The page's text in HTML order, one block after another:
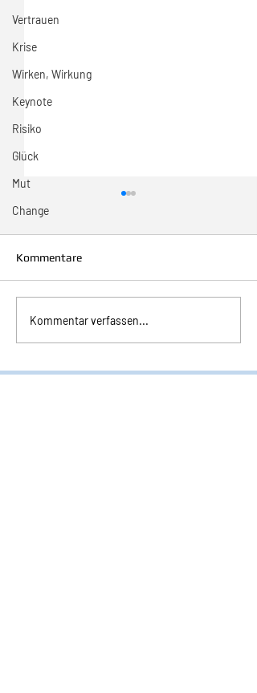
Vertrauen
Krise
Wirken, Wirkung
Keynote
Risiko
Glück
Mut
Change
Inspiration zur Woche
11/2024
Kommentare
Kommentar verfassen...